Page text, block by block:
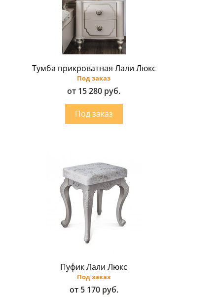
Тумба прикроватная Лали Люкс
Под заказ
от 15 280 руб.
Пуфик Лали Люкс
Под заказ
от 5 170 руб.